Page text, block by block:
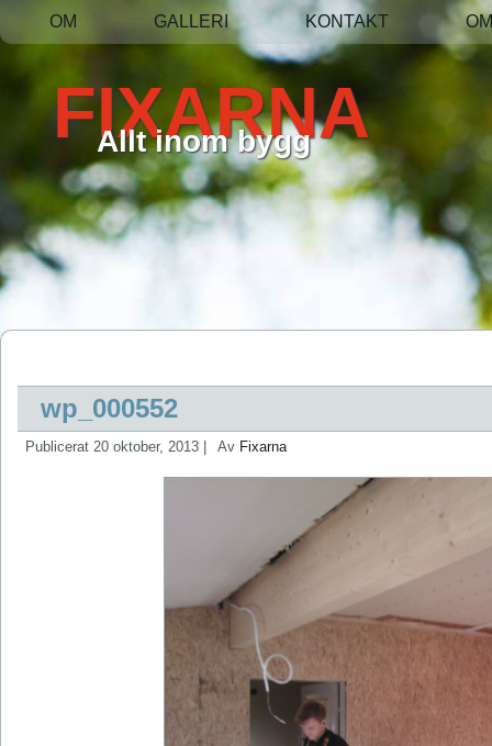
OM GALLERI KONTAKT
FIXARNA
Allt inom bygg
wp_000552
Publicerat 20 oktober, 2013 Av Fixarna